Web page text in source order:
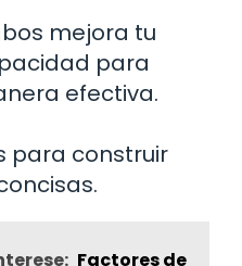
mejora tu
para
efectiva.
para construir
Factores de